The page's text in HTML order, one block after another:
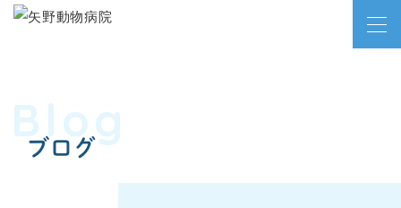
ブログ
Blog